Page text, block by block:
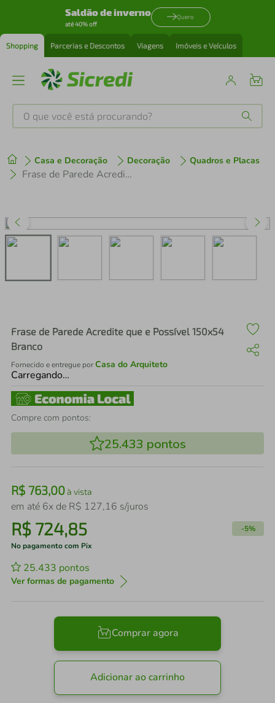
Saldão de inverno
até 40% off
Quero
Shopping Parcerias e Descontos Viagens Imóveis e Veículos
O que você está procurando?
Casa e Decoração Decoração Quadros e Placas
Frase de Parede Acredite que e Possível 150x54 Branco
Frase de Parede Acredite que e Possível 150x54
Branco
Fornecido e entregue porCasa do Arquiteto
Carregando…
Compre com pontos:
25.433 pontos
R$ 763,00à vista
em até 6x de R$ 127,16 s/juros
R$ 724,85 -5%
No pagamento com Pix
25.433 pontos
Ver formas de pagamento
Comprar agora
Adicionar ao carrinho
1º tenis
perfume